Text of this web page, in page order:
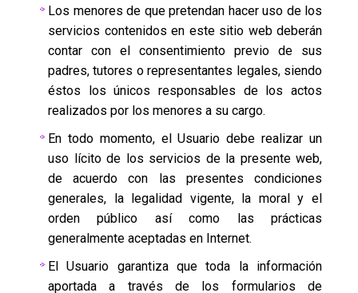
Los menores de que pretendan hacer uso de los
servicios contenidos en este sitio web deberán
contar con el consentimiento previo de sus
padres, tutores o representantes legales, siendo
éstos los únicos responsables de los actos
realizados por los menores a su cargo.
En todo momento, el Usuario debe realizar un
uso lícito de los servicios de la presente web,
de acuerdo con las presentes condiciones
generales, la legalidad vigente, la moral y el
orden público así como las prácticas
generalmente aceptadas en Internet.
El Usuario garantiza que toda la información
aportada a través de los formularios de